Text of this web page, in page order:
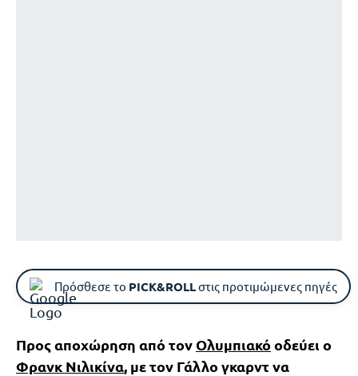
Πρόσθεσε το PICK&ROLLστις προτιμώμενες πηγές
Προς αποχώρηση από τον Ολυμπιακό οδεύει ο
Φρανκ Νιλικίνα, με τον Γάλλο γκαρντ να